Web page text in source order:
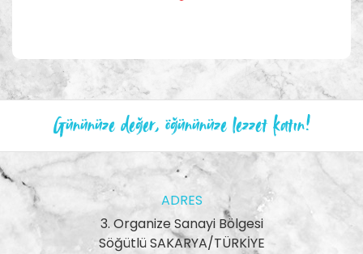
Gününüze değer, öğününüze lezzet katın!
ADRES
3. Organize Sanayi Bölgesi
Söğütlü SAKARYA/TÜRKİYE